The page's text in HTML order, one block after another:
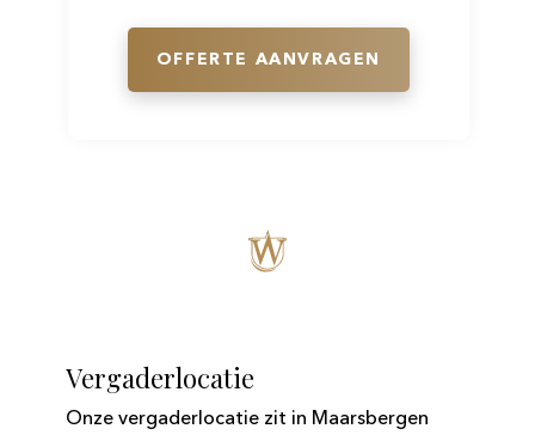
OFFERTE AANVRAGEN
Vergaderlocatie
Onze vergaderlocatie zit in Maarsbergen